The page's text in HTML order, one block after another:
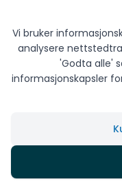
Vi bruker
analysere
'Godta alle'
informasjonskapsler